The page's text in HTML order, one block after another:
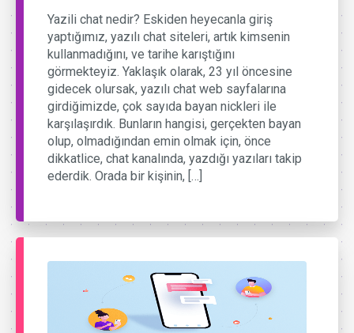
Yazili chat nedir? Eskiden heyecanla giriş
yaptığımız, yazılı chat siteleri, artık kimsenin
kullanmadığını, ve tarihe karıştığını
görmekteyiz. Yaklaşık olarak, 23 yıl öncesine
gidecek olursak, yazılı chat web sayfalarına
girdiğimizde, çok sayıda bayan nickleri ile
karşılaşırdık. Bunların hangisi, gerçekten bayan
olup, olmadığından emin olmak için, önce
dikkatlice, chat kanalında, yazdığı yazıları takip
ederdik. Orada bir kişinin, […]